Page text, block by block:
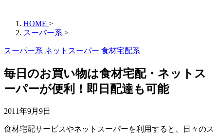
HOME >
スーパー系 >
スーパー系 ネットスーパー 食材宅配系
毎日のお買い物は食材宅配・ネットス
ーパーが便利！即日配達も可能
2011年9月9日
食材宅配サービスやネットスーパーを利用すると、日々のス